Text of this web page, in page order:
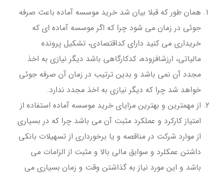
همان طور که قبلا بیان شد خرید موسسه آماده باعث صرفه
جوئی در زمان می شود چرا که اگر موسسه آماده ای که
خریداری می کنید دارای کداقتصادی، تشکیل پرونده
مالیاتی، ارزشافزوده، کدکارگاهی باشد دیگر نیازی به اخذ
مجدد آن نمی باشد و بدین ترتیب در زمان آن صرفه جوئی
خواهد شد چرا که دیگر نیازی به اخذ مجدد ندارد.
از مهمترین و بهترین مزایای خرید موسسه آماده استفاده از
امتیاز کارکرد و عملکرد مثبت آن می باشد چرا که در بسیاری
از موارد شرکت در مناقصه و یا برخورداری از تسهیلات بانکی
داشتن عمکلرد و سوابق مالی بالا و مثبت از الزامات می
باشد و این مورد نیاز به گذاشتن وقت و زمان بسیاری می